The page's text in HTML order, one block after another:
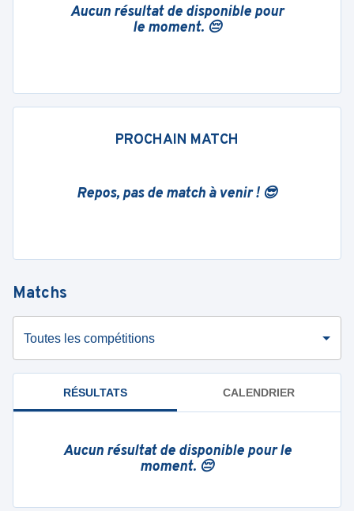
Aucun résultat de disponible pour
le moment. 😔
PROCHAIN MATCH
Repos, pas de match à venir ! 😎
Matchs
Toutes les compétitions
RÉSULTATS CALENDRIER
Aucun résultat de disponible pour le
moment. 😔